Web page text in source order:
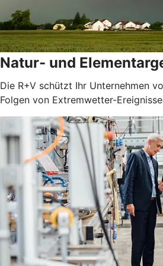
Natur- und
Die R+V schützt Ihr Unternehmen
Folgen von Extremwetter-